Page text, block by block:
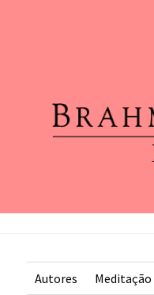
Autores Meditação